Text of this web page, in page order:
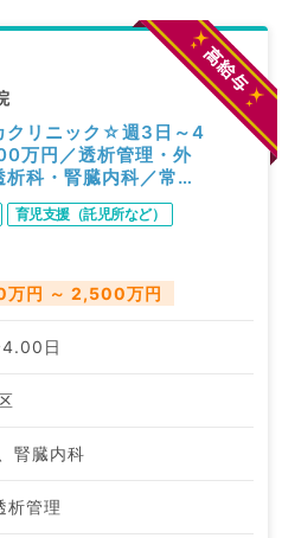
クリニック☆週3日～4
万円／透析管理・外
科・腎臓内科／常
育児支援（託児所など）
万円 ～ 2,500万円
日
腎臓内科
析管理